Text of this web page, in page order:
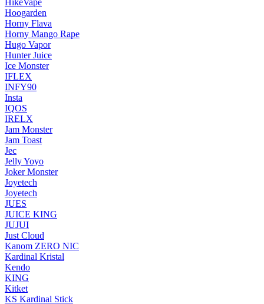
HikeVape
Hoogarden
Horny Flava
Horny Mango Rape
Hugo Vapor
Hunter Juice
Ice Monster
IFLEX
INFY90
Insta
IQOS
IRELX
Jam Monster
Jam Toast
Jec
Jelly Yoyo
Joker Monster
Joyetech
Joyetech
JUES
JUICE KING
JUJUI
Just Cloud
Kanom ZERO NIC
Kardinal Kristal
Kendo
KING
Kitket
KS Kardinal Stick